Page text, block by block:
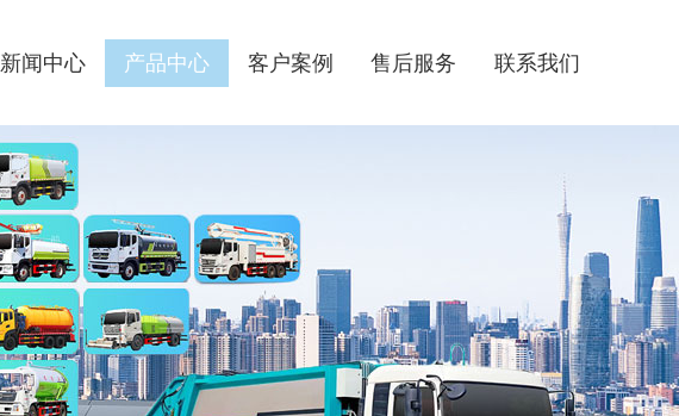
新闻中心 产品中心 客户案例 售后服务 联系我们